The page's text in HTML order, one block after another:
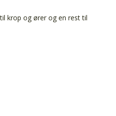
krop og ører og en rest til